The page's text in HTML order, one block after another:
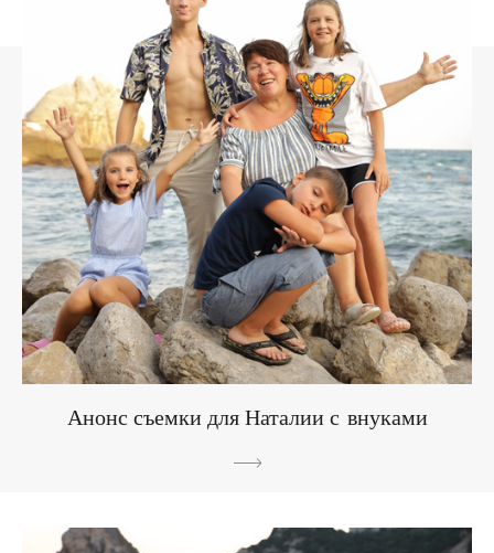
Анонс съемки для Наталии с внуками